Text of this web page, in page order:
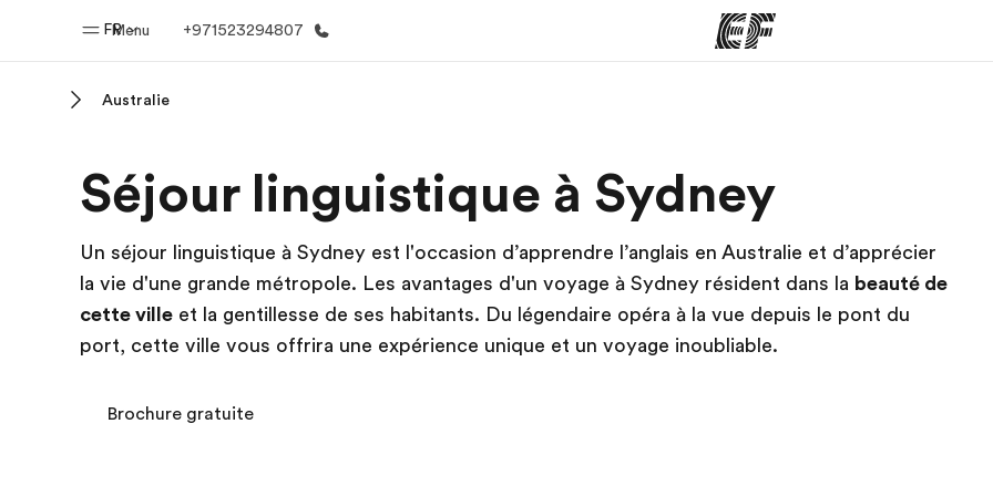
Menu
FR +971523294807
Bienvenue chez EF Nos offres Trouver un bureau
Australie
Séjour linguistique à Sydney
Un séjour linguistique à Sydney est l'occasion d’apprendre l’anglais en Australie et d’apprécier
la vie d'une grande métropole. Les avantages d'un voyage à Sydney résident dans la beauté de
cette ville et la gentillesse de ses habitants. Du légendaire opéra à la vue depuis le pont du
port, cette ville vous offrira une expérience unique et un voyage inoubliable.
Brochure gratuite